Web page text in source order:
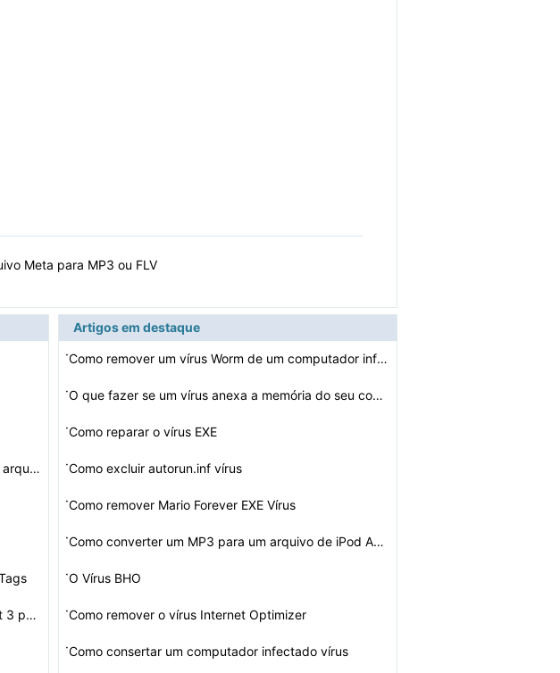
Meta para MP3 ou FLV
Como converter um VCalendar Multi- Evento do arquivo em…
Como converter arquivos PC Unreal Tournament 3 para a P…
Artigos em destaque
·
Como remover um vírus Worm de um computador infectado
· O que fazer se um vírus anexa a memória do seu comput…
·Como reparar o vírus EXE
·Como excluir autorun.inf vírus
·Como remover Mario Forever EXE Vírus
· Como converter um MP3 para um arquivo de iPod Audiobook…
·O Vírus BHO
·Como remover o vírus Internet Optimizer
·Como consertar um computador infectado vírus